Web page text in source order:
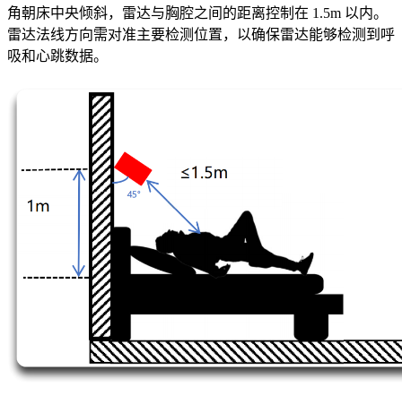
角朝床中央倾斜，雷达与胸腔之间的距离控制在 1.5m 以内。
雷达法线方向需对准主要检测位置，以确保雷达能够检测到呼
吸和心跳数据。